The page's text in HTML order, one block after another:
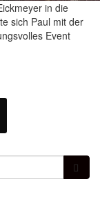
in die
sich Paul mit der
Event